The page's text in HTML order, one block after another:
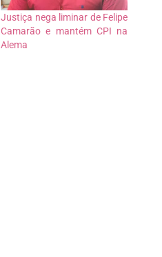
Justiça nega liminar de Felipe
Camarão e mantém CPI na
Alema